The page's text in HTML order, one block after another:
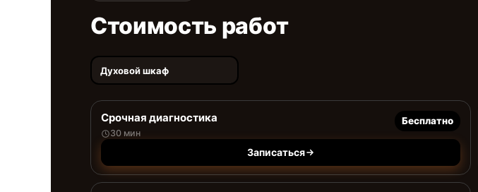
Стоимость работ
Духовой шкаф
Срочная диагностика
30 мин
Бесплатно
Записаться